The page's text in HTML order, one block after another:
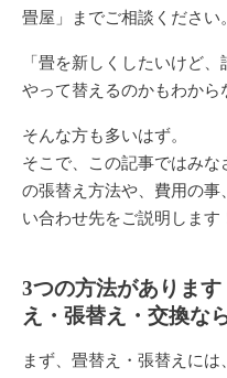
畳屋」までご相談ください。
「畳を新しくしたいけど
やって替えるのかもわから
そんな方も多いはず。
そこで、この記事ではみな
の張替え方法や、費用の事
い合わせ先をご説明します
3つの方法がありま
え・張替え・交換な
まず、畳替え・張替えに